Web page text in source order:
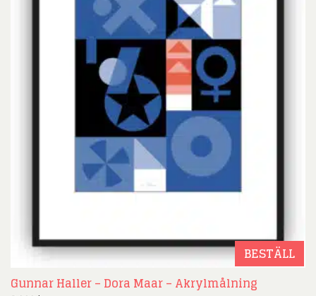
BESTÄLL
Gunnar Haller – Dora Maar – Akrylmålning